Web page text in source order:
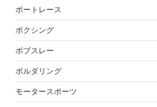
ボートレース
ボクシング
ボブスレー
ボルダリング
モータースポーツ